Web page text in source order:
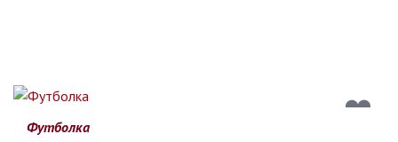
Футболка